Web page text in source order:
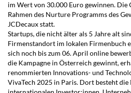
im Wert von 30.000 Euro gewinnen. Die
Rahmen des Nurture Programms des
JCDecaux statt.
Startups, die nicht älter als 5 Jahre alt
Firmenstandort im lokalen Firmenbuch
sich noch bis zum 06. April online
die Kampagne in Österreich gewinnt,
renommierten Innovations- und
VivaTech 2025 in Paris. Dort besteht